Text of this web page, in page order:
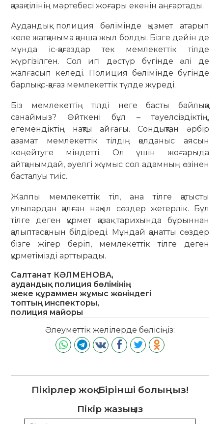
қазақ тілінің мәртебесі жоғары екенін аңғартады.
Аудандық полиция бөлімінде қызмет атарып
келе жатқаныма қанша жыл болды. Бізге дейін де
мұнда іс-қағаздар тек мемлекеттік тілде
жүргізілген. Сол игі дәстүр бүгінде әлі де
жалғасып келеді. Полиция бөлімінде бүгінде
барлық іс-қағаз мемлекеттік түлде жүреді.
Біз мемлекеттің тілді неге басты байлыққа
санаймыз? Өйткені бұл – тәуелсіздіктің,
егемендіктің нақты айғағы. Сондықтан әрбір
азамат мемлекеттік тілдің қолданыс аясын
кеңейтуге міндетті. Ол үшін жоғарыда
айтқанымдай, әуелгі жұмыс сол адамның өзінен
басталуы тиіс.
Жалпы мемлекеттік тіл, ана тілге қатысты
ұлылардан қалған нақыл сөздер жетерлік. Бұл
тілге деген құрмет қазақ тарихында бұрыннан
қалыптасқанын білдіреді. Мұндай қанатты сөздер
бізге жігер беріп, мемлекеттік тілге деген
құрметімізді арттырады.
Салтанат КӘЛМЕНОВА,
аудандық полиция бөлімінің
жеке құраммен жұмыс жөніндегі
топтың инспекторы,
полиция майоры
Әлеуметтік желілерде бөлісіңіз:
Пікірлер жоқ. Бірінші болыңыз!
Пікір жазыңыз